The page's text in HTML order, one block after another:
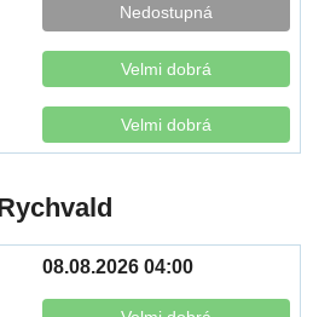
Nedostupná
Velmi dobrá
Velmi dobrá
08.08.2026 04:00